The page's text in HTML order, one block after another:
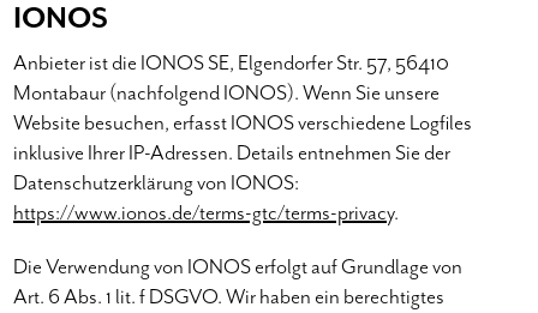
IONOS
Anbieter ist die IONOS SE, Elgendorfer Str. 57, 56410
Montabaur (nachfolgend IONOS). Wenn Sie unsere
Website besuchen, erfasst IONOS verschiedene Logfiles
inklusive Ihrer IP-Adressen. Details entnehmen Sie der
Datenschutzerklärung von IONOS:
https://www.ionos.de/terms-gtc/terms-privacy.
Die Verwendung von IONOS erfolgt auf Grundlage von
Art. 6 Abs. 1 lit. f DSGVO. Wir haben ein berechtigtes